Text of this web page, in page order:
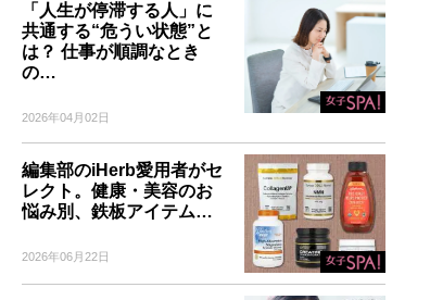
「人生が停滞する人」に
共通する“危うい状態”と
は？ 仕事が順調なとき
の…
2026年04月02日
編集部のiHerb愛用者がセ
レクト。健康・美容のお
悩み別、鉄板アイテム…
2026年06月22日